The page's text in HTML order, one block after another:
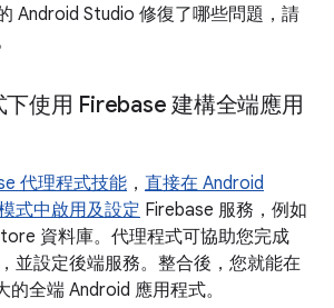
Android Studio 修復了哪些問題，請
使用 Firebase 建構全端應用
代理程式技能 ， 直接在 Android
式中啟用及設定 Firebase 服務，例如
資料庫。代理程式可協助您完成
並設定後端服務。整合後，您就能在
的全端 Android 應用程式。